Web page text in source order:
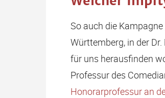
So auch die Kampagne
Württemberg, in der
für uns herausfinden
Professur des
Honorarprofessur an